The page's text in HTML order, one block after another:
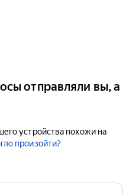
отправляли вы, а
устройства похожи на
произойти?